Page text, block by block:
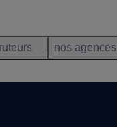
nos agences